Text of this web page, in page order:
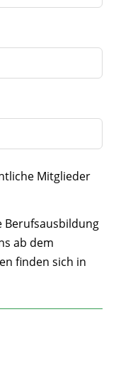
Mitglieder
Berufsausbildung
ab dem
finden sich in